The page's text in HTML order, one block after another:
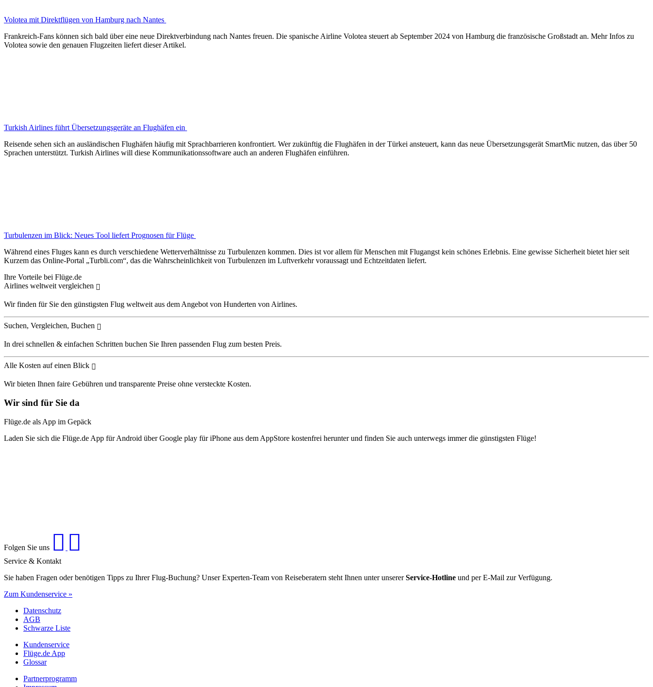
Volotea mit Direktflügen von Hamburg nach Nantes
Frankreich-Fans können sich bald über eine neue Direktverbindung nach Nantes freuen. Die spanische Airline Volotea steuert ab September 2024 von Hamburg die französische Großstadt an. Mehr Infos zu
Volotea sowie den genauen Flugzeiten liefert dieser Artikel.
Turkish Airlines führt Übersetzungsgeräte an Flughäfen ein
Reisende sehen sich an ausländischen Flughäfen häufig mit Sprachbarrieren konfrontiert. Wer zukünftig die Flughäfen in der Türkei ansteuert, kann das neue Übersetzungsgerät SmartMic nutzen, das über 50
Sprachen unterstützt. Turkish Airlines will diese Kommunikationssoftware auch an anderen Flughäfen einführen.
Turbulenzen im Blick: Neues Tool liefert Prognosen für Flüge
Während eines Fluges kann es durch verschiedene Wetterverhältnisse zu Turbulenzen kommen. Dies ist vor allem für Menschen mit Flugangst kein schönes Erlebnis. Eine gewisse Sicherheit bietet hier seit
Kurzem das Online-Portal „Turbli.com“, das die Wahrscheinlichkeit von Turbulenzen im Luftverkehr voraussagt und Echtzeitdaten liefert.
Ihre Vorteile bei Flüge.de
Airlines weltweit vergleichen
Wir finden für Sie den günstigsten Flug weltweit aus dem Angebot von Hunderten von Airlines.
Suchen, Vergleichen, Buchen
In drei schnellen & einfachen Schritten buchen Sie Ihren passenden Flug zum besten Preis.
Alle Kosten auf einen Blick
Wir bieten Ihnen faire Gebühren und transparente Preise ohne versteckte Kosten.
Wir sind für Sie da
Flüge.de als App im Gepäck
Laden Sie sich die Flüge.de App für Android über Google play für iPhone aus dem AppStore kostenfrei herunter und finden Sie auch unterwegs immer die günstigsten Flüge!
Folgen Sie uns
Service & Kontakt
Sie haben Fragen oder benötigen Tipps zu Ihrer Flug-Buchung? Unser Experten-Team von Reiseberatern steht Ihnen unter unsererService-Hotline und per E-Mail zur Verfügung.
Zum Kundenservice »
Datenschutz
AGB
Schwarze Liste
Kundenservice
Flüge.de App
Glossar
Partnerprogramm